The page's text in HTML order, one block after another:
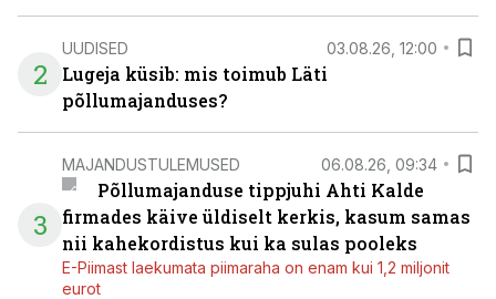
2
UUDISED 03.08.26, 12:00
Lugeja küsib: mis toimub Läti
põllumajanduses?
3
MAJANDUSTULEMUSED 06.08.26, 09:34
Põllumajanduse tippjuhi Ahti Kalde
firmades käive üldiselt kerkis, kasum samas
nii kahekordistus kui ka sulas pooleks
E-Piimast laekumata piimaraha on enam kui 1,2 miljonit
eurot